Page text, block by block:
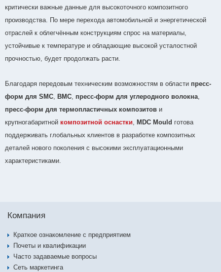
критически важные данные для высокоточного композитного
производства. По мере перехода автомобильной и энергетической
отраслей к облегчённым конструкциям спрос на материалы,
устойчивые к температуре и обладающие высокой усталостной
прочностью, будет продолжать расти.
Благодаря передовым техническим возможностям в области пресс-
форм для SMC, BMC, пресс-форм для углеродного волокна,
пресс-форм для термопластичных композитов и
крупногабаритной композитной оснастки, MDC Mould готова
поддерживать глобальных клиентов в разработке композитных
деталей нового поколения с высокими эксплуатационными
характеристиками.
Компания
Краткое ознакомление с предприятием
Почеты и квалификации
Часто задаваемые вопросы
Сеть маркетинга